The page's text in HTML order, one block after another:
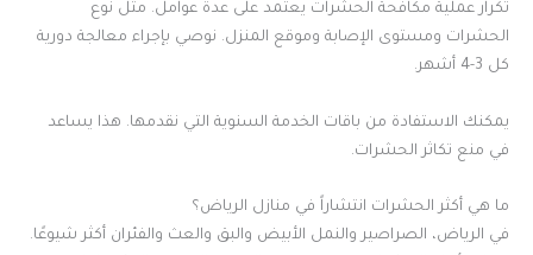
تكرار عملية مكافحة الحشرات يعتمد على عدة عوامل. مثل نوع
الحشرات ومستوى الإصابة وموقع المنزل. نوصي بإجراء معالجة دورية
كل 3-4 أشهر.
يمكنك الاستفادة من باقات الخدمة السنوية التي نقدمها. هذا يساعد
في منع تكاثر الحشرات.
ما هي أكثر الحشرات انتشاراً في منازل الرياض؟
في الرياض، الصراصير والنمل الأبيض والبق والعث والفئران أكثر شيوعًا.